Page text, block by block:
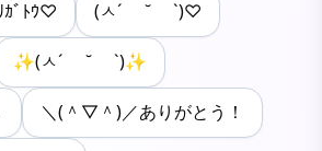
ﾄｳ♡ (ㅅ´ ˘ `)♡
✨(ㅅ´ ˘ `)✨
＼(＾▽＾)／ありがとう！